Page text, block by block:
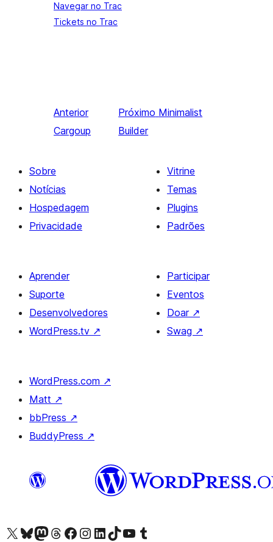
Navegar no Trac
Tickets no Trac
Anterior
Cargoup
Próximo Minimalist
Builder
Sobre
Notícias
Hospedagem
Privacidade
Vitrine
Temas
Plugins
Padrões
Aprender
Suporte
Desenvolvedores
WordPress.tv ↗
Participar
Eventos
Doar ↗
Swag ↗
WordPress.com ↗
Matt ↗
bbPress ↗
BuddyPress ↗
Acessar nossa conta do X (antigo Twitter)
Acessar nossa conta do Bluesky
Acessar nossa conta do Mastodon
Acessar nossa conta do Threads
Acessar nossa página do Facebook
Acessar nossa conta do Instagram
Acessar nossa conta do LinkedIn
Acessar nossa conta do TikTok
Acessar nosso canal do YouTube
Acessar nossa conta no Tumblr